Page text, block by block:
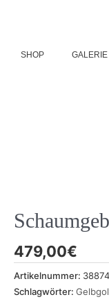
SHOP GALERIE
479,00€
Artikelnummer:
Schlagwörter: